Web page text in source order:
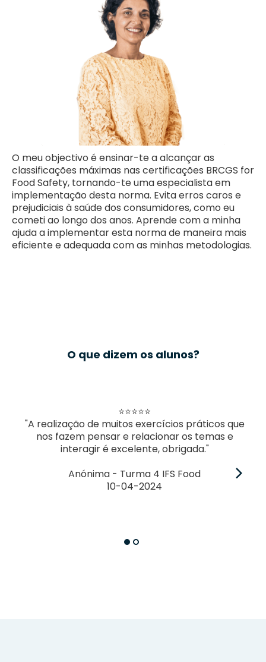
O meu objectivo é ensinar-te a alcançar as
classificações máximas nas certificações BRCGS for
Food Safety, tornando-te uma especialista em
implementação desta norma. Evita erros caros e
prejudiciais à saúde dos consumidores, como eu
cometi ao longo dos anos. Aprende com a minha
ajuda a implementar esta norma de maneira mais
eficiente e adequada com as minhas metodologias.
O que dizem os alunos?
⭐⭐⭐⭐⭐
"A realização de muitos exercícios práticos que
nos fazem pensar e relacionar os temas e
interagir é excelente, obrigada."
Anónima - Turma 4 IFS Food
10-04-2024